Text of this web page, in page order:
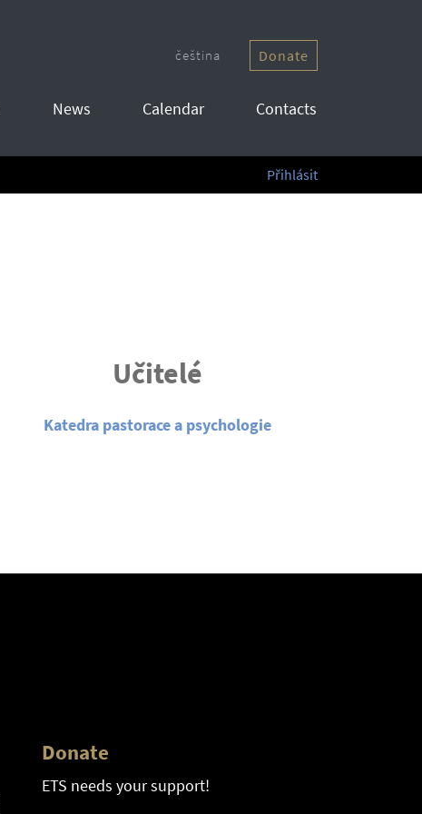
čeština Donate
News Calendar Contacts
Přihlásit
Učitelé
Katedra pastorace a psychologie
Donate
ETS needs your support!